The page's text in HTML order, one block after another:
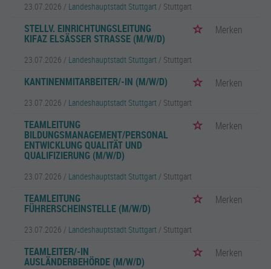
23.07.2026 / Landeshauptstadt Stuttgart / Stuttgart
STELLV. EINRICHTUNGSLEITUNG
KIFAZ ELSÄSSER STRASSE (M/W/D)
Merken
23.07.2026 / Landeshauptstadt Stuttgart / Stuttgart
KANTINENMITARBEITER/-IN (M/W/D) Merken
23.07.2026 / Landeshauptstadt Stuttgart / Stuttgart
TEAMLEITUNG
BILDUNGSMANAGEMENT/PERSONAL
ENTWICKLUNG QUALITÄT UND
QUALIFIZIERUNG (M/W/D)
Merken
23.07.2026 / Landeshauptstadt Stuttgart / Stuttgart
TEAMLEITUNG
FÜHRERSCHEINSTELLE (M/W/D)
Merken
23.07.2026 / Landeshauptstadt Stuttgart / Stuttgart
TEAMLEITER/-IN
AUSLÄNDERBEHÖRDE (M/W/D)
Merken